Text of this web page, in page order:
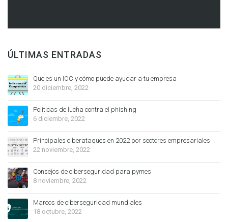
ÚLTIMAS ENTRADAS
Que es un IOC y cómo puede ayudar a tu empresa
20 diciembre, 2022
Políticas de lucha contra el phishing
6 diciembre, 2022
Principales ciberataques en 2022 por sectores empresariales
22 noviembre, 2022
Consejos de ciberseguridad para pymes
8 noviembre, 2022
Marcos de ciberseguridad mundiales
18 octubre, 2022